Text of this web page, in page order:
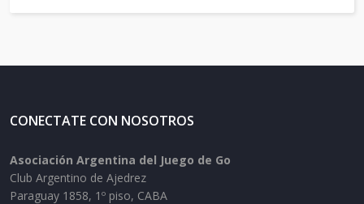
CONECTATE CON NOSOTROS
Asociación Argentina del Juego de Go
Club Argentino de Ajedrez
Paraguay 1858, 1º piso, CABA